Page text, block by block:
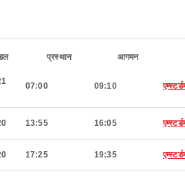
प्रस्थान आगमन
07:00 09:10
13:55 16:05
17:25 19:35